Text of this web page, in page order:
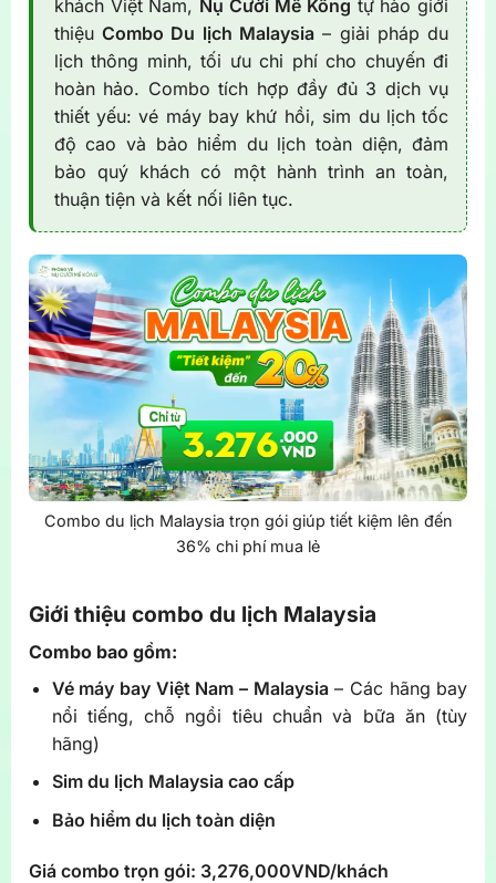
khách Việt Nam, Nụ Cười Mê Kông tự hào giới
thiệuCombo Du lịch Malaysia – giải pháp du
lịch thông minh, tối ưu chi phí cho chuyến đi
hoàn hảo. Combo tích hợp đầy đủ 3 dịch vụ
thiết yếu: vé máy bay khứ hồi, sim du lịch tốc
độ cao và bảo hiểm du lịch toàn diện, đảm
bảo quý khách có một hành trình an toàn,
thuận tiện và kết nối liên tục.
Combo du lịch Malaysia trọn gói giúp tiết kiệm lên đến
36% chi phí mua lẻ
Giới thiệu combo du lịch Malaysia
Combo bao gồm:
Vé máy bay Việt Nam – Malaysia– Các hãng bay
nổi tiếng, chỗ ngồi tiêu chuẩn và bữa ăn (tùy
hãng)
Sim du lịch Malaysia cao cấp
Bảo hiểm du lịch toàn diện
Giá combo trọn gói: 3,276,000VND/khách